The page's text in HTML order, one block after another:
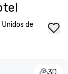
de
3D